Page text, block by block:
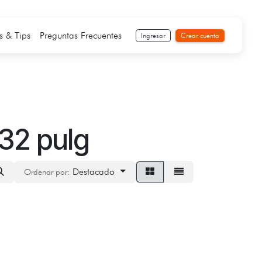
& Tips Preguntas Frecuentes Ingresar Crear cuenta
pulg
Ordenar por: Destacado